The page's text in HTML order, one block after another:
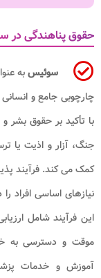
حقوق پناهندگی در
سوئیسبه
چارچوبی جامع و
با تأکید بر حقوق بشر و
جنگ، آزار و اذیت یا
کمک می کند. فرآیند
نیازهای اساسی افراد
این فرآیند شامل
موقت و دسترسی به
آموزش و خدمات